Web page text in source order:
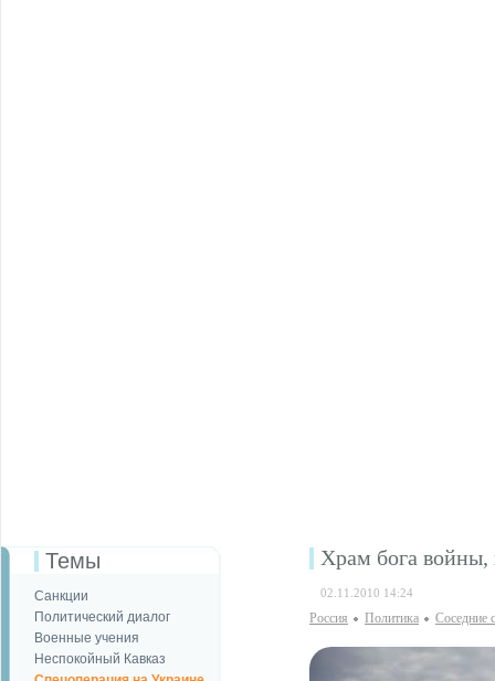
Темы
Санкции
Политический диалог
Военные учения
Неспокойный Кавказ
Храм бога войны,
02.11.2010 14:24
Россия Политика Соседние